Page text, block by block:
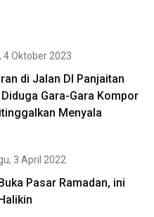
4 Oktober 2023
di Jalan DI Panjaitan
Gara-Gara Kompor
Menyala
3 April 2022
Pasar Ramadan, ini